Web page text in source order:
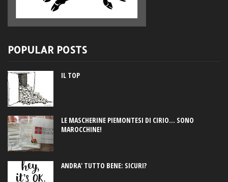
POPULAR POSTS
IL TOP
LE MASCHERINE PIEMONTESI DI CIRIO... SONO
MAROCCHINE!
ANDRA' TUTTO BENE: SICURI?